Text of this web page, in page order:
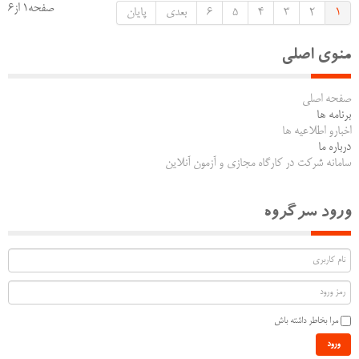
صفحه1 از6 1
2
3
4
5
6 بعدی پایان
منوی اصلی
صفحه اصلی
برنامه ها
اخبارو اطلاعیه ها
درباره ما
سامانه شرکت در کارگاه مجازی و آزمون آنلاین
ورود سرگروه
مرا بخاطر داشته باش
ورود